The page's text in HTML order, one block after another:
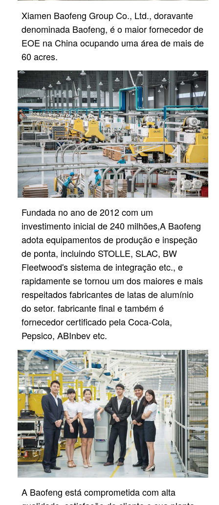
Xiamen Baofeng Group Co., Ltd., doravante
denominada Baofeng, é o maior fornecedor de
EOE na Chinaocupando uma área de mais de
60 acres.
Fundada no ano de 2012 com um
investimento inicial de 240 milhões,A Baofeng
adota equipamentos de produção e inspeção
de ponta, incluindo STOLLE, SLAC, BW
Fleetwood'ssistema de integração etc., e
rapidamente se tornou um dos maiores e mais
respeitados fabricantes de latas de alumínio
do setor.fabricante final e também é
fornecedor certificado pela Coca-Cola,
Pepsico, ABInbev etc.
A Baofeng está comprometida com alta